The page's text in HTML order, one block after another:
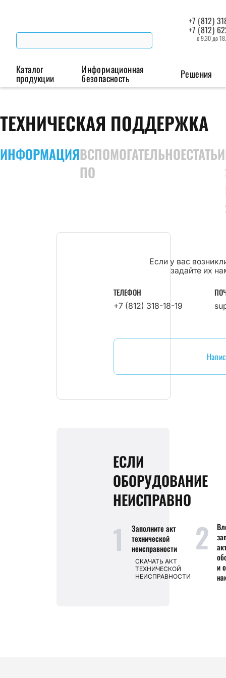
+7 (812)
+7 (812)
с 9.30 до
Каталог
продукции
Беспроводная связь
Роутеры
Промышленная автоматизация
Преобразователи
интерфейсов
Информационная
безопасность Решения
ТЕХНИЧЕСКАЯ ПОДДЕРЖКА
ИНФОРМАЦИЯВСПОМОГАТЕЛЬНОЕ
ПО
СТАТЬИ
Если у вас
задайте их
ТЕЛЕФОН
+7 (812) 318-18-19
ЕСЛИ
ОБОРУДОВАНИЕ
НЕИСПРАВНО
1
Заполните акт
технической
неисправности
СКАЧАТЬ АКТ
ТЕХНИЧЕСКОЙ
НЕИСПРАВНОСТИ
2
и